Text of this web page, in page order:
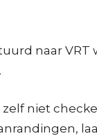
naar VRT
niet